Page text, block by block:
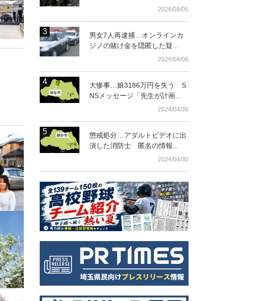
2026/08/05
男女7人再逮捕…オンラインカ
ジノの賭け金を隠匿した疑...
2026/08/06
大惨事…娘3186万円を失う S
NSメッセージ「先生が計画...
2024/04/30
懲戒処分…アダルトビデオに出
演した消防士 匿名の情報...
2024/04/30